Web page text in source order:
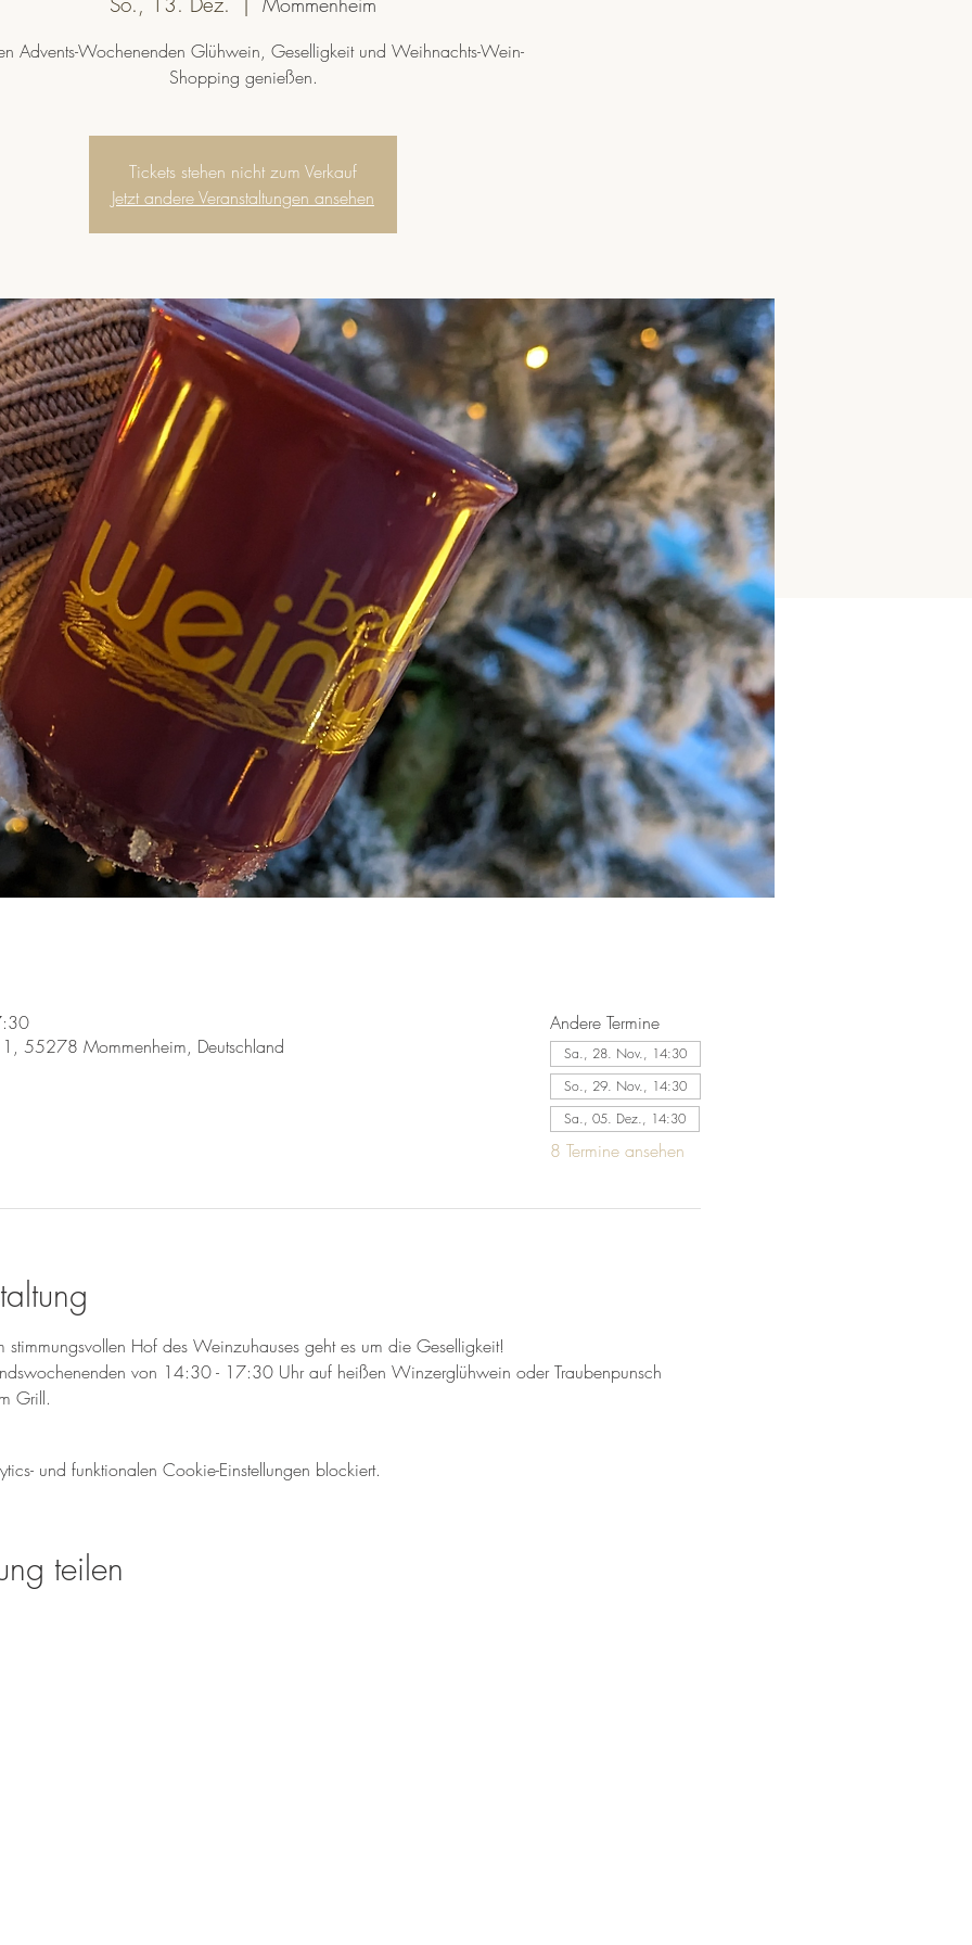
Advents-Wochenenden Glühwein, Geselligkeit und Weihnachts-Wein-
Shopping genießen.
Tickets stehen nicht zum Verkauf
Jetzt andere Veranstaltungen ansehen
55278 Mommenheim, Deutschland
Andere Termine
Sa., 28. Nov., 14:30
So., 29. Nov., 14:30
Sa., 05. Dez., 14:30
8 Termine ansehen
stimmungsvollen Hof des Weinzuhauses geht es um die Geselligkeit!
von 14:30 - 17:30 Uhr auf heißen Winzerglühwein oder Traubenpunsch
Grill.
und funktionalen Cookie-Einstellungen blockiert.
teilen